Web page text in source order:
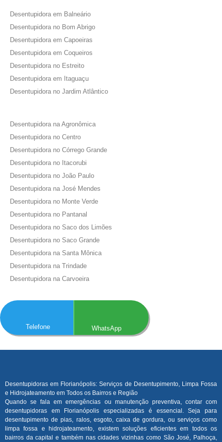
Desentupidora em Balneário
Desentupidora no Bom Abrigo
Desentupidora em Capoeiras
Desentupidora em Coqueiros
Desentupidora no Estreito
Desentupidora em Itaguaçu
Desentupidora no Jardim Atlântico
Desentupidora na Agronômica
Desentupidora no Centro
Desentupidora no Córrego Grande
Desentupidora no Itacorubi
Desentupidora no João Paulo
Desentupidora na José Mendes
Desentupidora no Monte Verde
Desentupidora no Pantanal
Desentupidora no Saco dos Limões
Desentupidora no Saco Grande
Desentupidora na Santa Mônica
Desentupidora na Trindade
Desentupidora na Carvoeira
Telefone WhatsApp
Desentupidoras em Florianópolis: Serviços de Desentupimento, Limpa Fossa
e Hidrojateamento em Todos os Bairros e Região
Quando se fala em emergências ou manutenção preventiva, contar com
desentupidoras em Florianópolis especializadas é essencial. Seja para
desentupimento de pias, ralos, esgoto, caixa de gordura, ou serviços como
limpa fossa e hidrojateamento, existem soluções eficientes em todos os
bairros da capital e também nas cidades vizinhas como São José, Palhoça,